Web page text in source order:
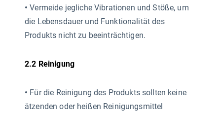
• Vermeide jegliche Vibrationen und Stöße, um
die Lebensdauer und Funktionalität des
Produkts nicht zu beeinträchtigen.
2.2 Reinigung
• Für die Reinigung des Produkts sollten keine
ätzenden oder heißen Reinigungsmittel